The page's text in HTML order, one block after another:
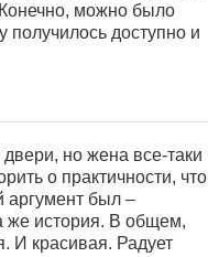
можно было
получилось доступно и
но жена все-таки
о практичности, что
аргумент был –
же история. В общем,
И красивая. Радует